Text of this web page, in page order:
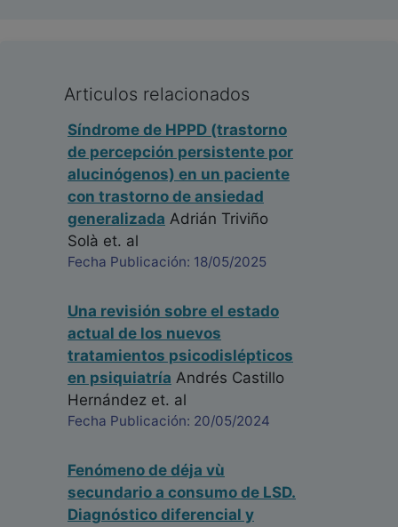
Articulos relacionados
Síndrome de HPPD (trastorno
de percepción persistente por
alucinógenos) en un paciente
con trastorno de ansiedad
generalizada Adrián Triviño
Solà et. al
Fecha Publicación: 18/05/2025
Una revisión sobre el estado
actual de los nuevos
tratamientos psicodislépticos
en psiquiatría Andrés Castillo
Hernández et. al
Fecha Publicación: 20/05/2024
Fenómeno de déja vù
secundario a consumo de LSD.
Diagnóstico diferencial y